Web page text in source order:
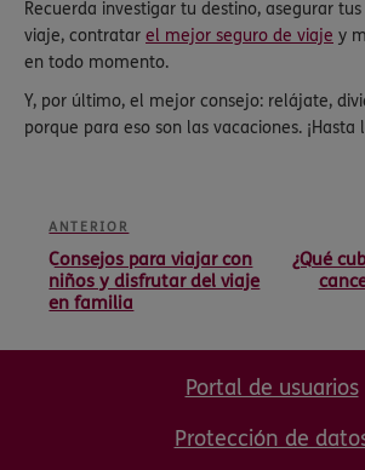
Recuerda investigar tu destino, asegurar
viaje, contratar el mejor seguro de viaje y
en todo momento.
Y, por último, el mejor consejo: relájate,
porque para eso son las vacaciones. ¡Hasta
ANTERIOR
Consejos para viajar con
niños y disfrutar del viaje
en familia
¿Qué
Portal de usuarios
Protección de